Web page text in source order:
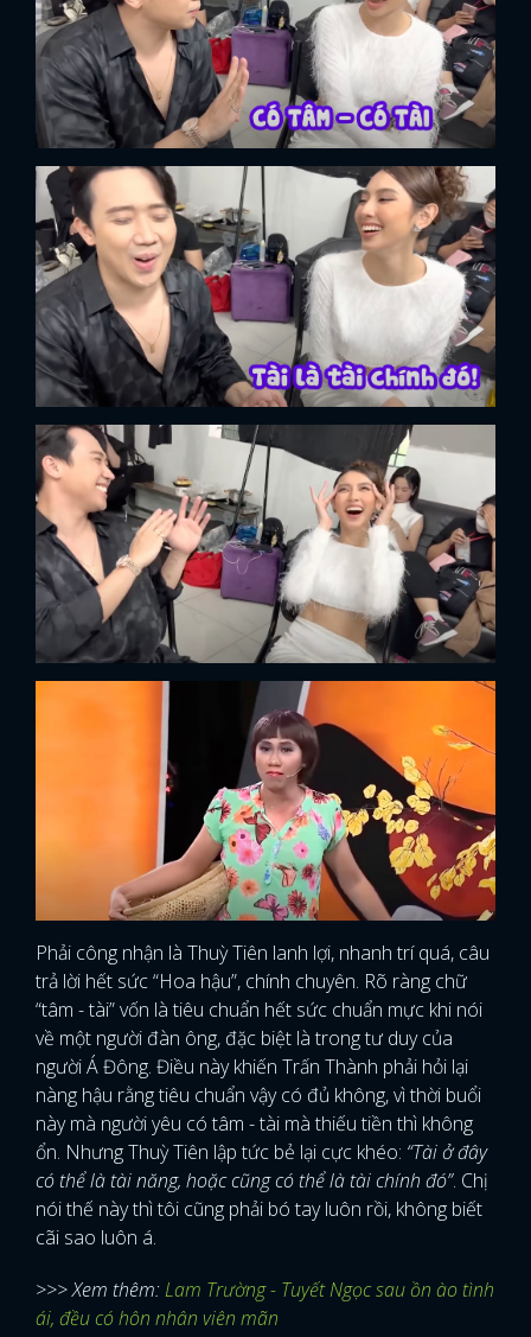
Phải công nhận là Thuỳ Tiên lanh lợi, nhanh trí quá, câu
trả lời hết sức “Hoa hậu”, chính chuyên. Rõ ràng chữ
“tâm - tài” vốn là tiêu chuẩn hết sức chuẩn mực khi nói
về một người đàn ông, đặc biệt là trong tư duy của
người Á Đông. Điều này khiến Trấn Thành phải hỏi lại
nàng hậu rằng tiêu chuẩn vậy có đủ không, vì thời buổi
này mà người yêu có tâm - tài mà thiếu tiền thì không
ổn. Nhưng Thuỳ Tiên lập tức bẻ lại cực khéo: “Tài ở đây
có thể là tài năng, hoặc cũng có thể là tài chính đó”. Chị
nói thế này thì tôi cũng phải bó tay luôn rồi, không biết
cãi sao luôn á.
>>> Xem thêm:Lam Trường - Tuyết Ngọc sau ồn ào tình
ái, đều có hôn nhân viên mãn